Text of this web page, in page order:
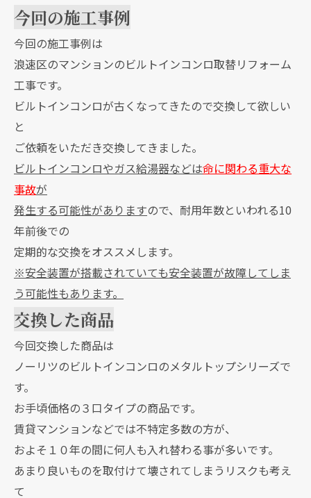
今回の施工事例
今回の施工事例は
浪速区のマンションのビルトインコンロ取替リフォーム
工事です。
ビルトインコンロが古くなってきたので交換して欲しい
と
ご依頼をいただき交換してきました。
ビルトインコンロやガス給湯器などは命に関わる重大な
事故が
発生する可能性がありますので、耐用年数といわれる10
年前後での
定期的な交換をオススメします。
※安全装置が搭載されていても安全装置が故障してしま
う可能性もあります。
交換した商品
今回交換した商品は
ノーリツのビルトインコンロのメタルトップシリーズで
す。
お手頃価格の３口タイプの商品です。
賃貸マンションなどでは不特定多数の方が、
およそ１０年の間に何人も入れ替わる事が多いです。
あまり良いものを取付けて壊されてしまうリスクも考え
て